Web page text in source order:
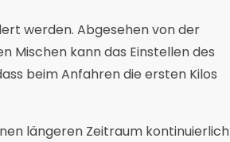
werden. Abgesehen von der
Mischen kann das Einstellen des
beim Anfahren die ersten Kilos
längeren Zeitraum kontinuierlich